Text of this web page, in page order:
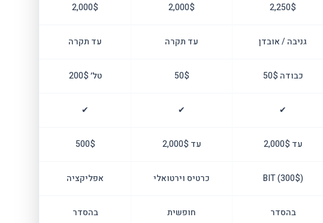
2,250$
2,000$
2,000$
גניבה / אובדן עד תקרה עד תקרה
כבודה 50$ 50$ טל׳ 200$
✔
✔
✔
עד 2,000$ עד 2,000$ 500$
BIT (300$) כרטיס וירטואלי אפליקציה
בהסדר חופשית בהסדר